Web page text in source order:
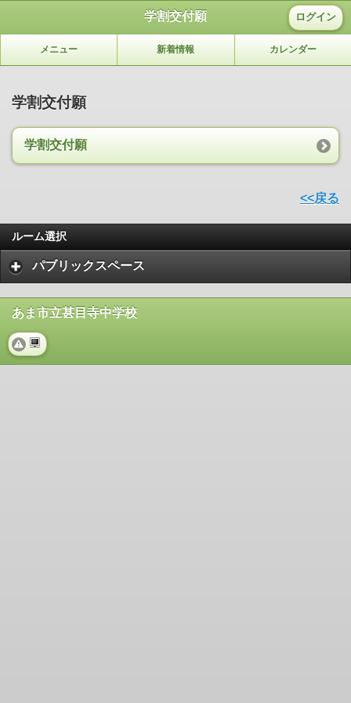
学割交付願 ログイン
メニュー 新着情報 カレンダー
学割交付願
学割交付願
<<戻る
ルーム選択
パブリックスペース
あま市立甚目寺中学校